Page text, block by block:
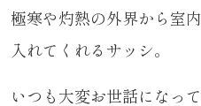
極寒や灼熱の外界から室
入れてくれるサッシ。
いつも大変お世話になって